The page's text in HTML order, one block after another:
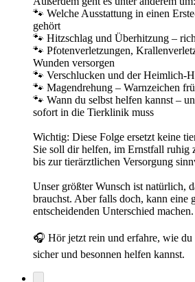
🐾 Welche Ausstattung in einen
gehört
🐾 Hitzschlag und Überhitzung –
🐾 Pfotenverletzungen,
Wunden versorgen
🐾 Verschlucken und der Heimlich-
🐾 Magendrehung – Warnzeichen
🐾 Wann du selbst helfen kannst –
sofort in die Tierklinik muss
Wichtig: Diese Folge ersetzt keine
Sie soll dir helfen, im Ernstfall ruhig
bis zur tierärztlichen Versorgung
Unser größter Wunsch ist natürlich,
brauchst. Aber falls doch, kann eine
entscheidenden Unterschied machen.
🎧 Hör jetzt rein und erfahre, wie
sicher und besonnen helfen kannst.